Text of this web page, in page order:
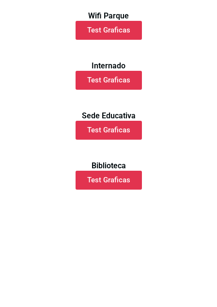
Wifi Parque
Test Graficas
Internado
Test Graficas
Sede Educativa
Test Graficas
Biblioteca
Test Graficas